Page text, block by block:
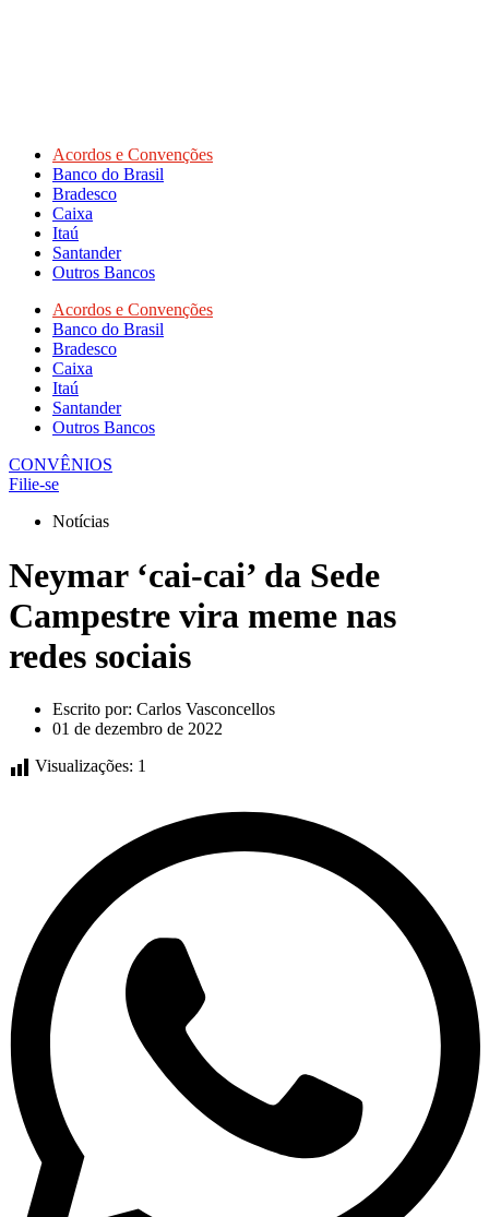
Acordos e Convenções
Banco do Brasil
Bradesco
Caixa
Itaú
Santander
Outros Bancos
Acordos e Convenções
Banco do Brasil
Bradesco
Caixa
Itaú
Santander
Outros Bancos
CONVÊNIOS
Filie-se
Notícias
Neymar ‘cai-cai’ da Sede
Campestre vira meme nas
redes sociais
Escrito por: Carlos Vasconcellos
01 de dezembro de 2022
Visualizações: 1